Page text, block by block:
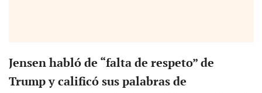
Jensen habló de “falta de respeto” de
Trump y calificó sus palabras de